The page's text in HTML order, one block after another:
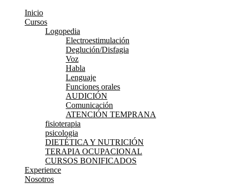
Inicio
Cursos
Logopedia
Electroestimulación
Deglución/Disfagia
Voz
Habla
Lenguaje
Funciones orales
AUDICIÓN
Comunicación
ATENCIÓN TEMPRANA
fisioterapia
psicologia
DIETÉTICA Y NUTRICIÓN
TERAPIA OCUPACIONAL
CURSOS BONIFICADOS
Experience
Nosotros